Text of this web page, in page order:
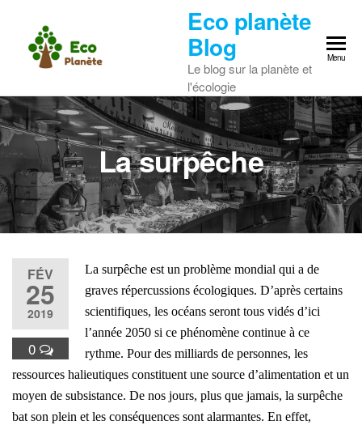
content
Eco planète
Blog
Le blog sur la planète et
l'écologie
Menu
La surpêche
FÉV
25
2019
0
La surpêche est un problème mondial qui a de
graves répercussions écologiques. D’après certains
scientifiques, les océans seront tous vidés d’ici
l’année 2050 si ce phénomène continue à ce
rythme. Pourdes milliards de personnes, les
ressources halieutiques constituent une source d’alimentation et un
moyen de subsistance. De nos jours, plus que jamais, la surpêche
bat son plein et les conséquences sont alarmantes. En effet,